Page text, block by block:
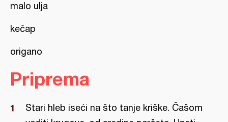
malo ulja
kečap
origano
Priprema
Stari hleb iseći na što tanje kriške. Čašom